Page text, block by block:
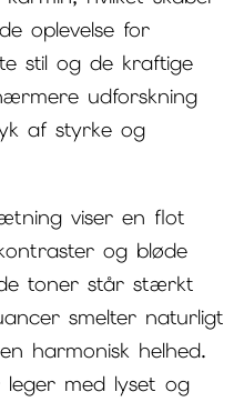
oplevelse for
stil og de kraftige
udforskning
af styrke og
viser en flot
og bløde
toner står stærkt
smelter naturligt
harmonisk helhed.
leger med lyset og